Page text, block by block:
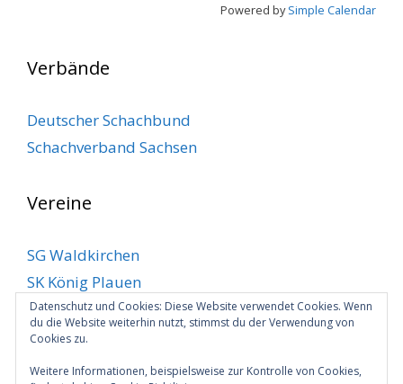
Powered bySimple Calendar
Verbände
Deutscher Schachbund
Schachverband Sachsen
Vereine
SG Waldkirchen
SK König Plauen
SV Klingenthal
SV Markneukirchen
VSC Plauen
Datenschutz und Cookies: Diese Website verwendet Cookies. Wenn
du die Website weiterhin nutzt, stimmst du der Verwendung von
Cookies zu.
Weitere Informationen, beispielsweise zur Kontrolle von Cookies,